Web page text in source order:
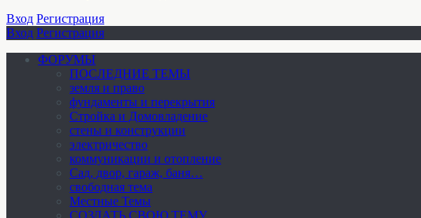
Вход Регистрация
Вход Регистрация
ФОРУМЫ
ПОСЛЕДНИЕ ТЕМЫ
земля и право
фундаменты и перекрытия
Стройка и Домовладение
стены и конструкции
электричество
коммуникации и отопление
Cад, двор, гараж, баня…
свободная тема
Местные Темы
СОЗДАТЬ СВОЮ ТЕМУ